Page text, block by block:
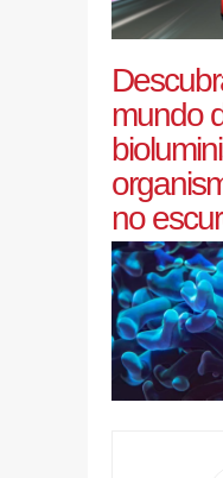
mundo
no